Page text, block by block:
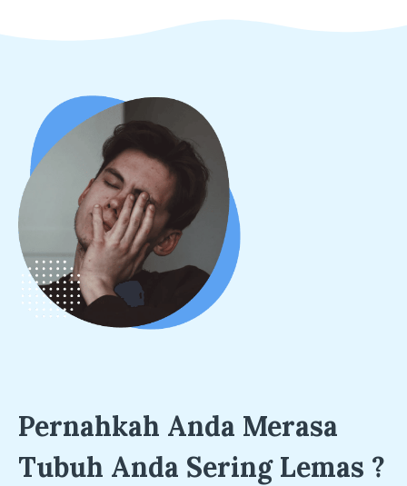
Pernahkah Anda Merasa
Tubuh Anda Sering Lemas ?